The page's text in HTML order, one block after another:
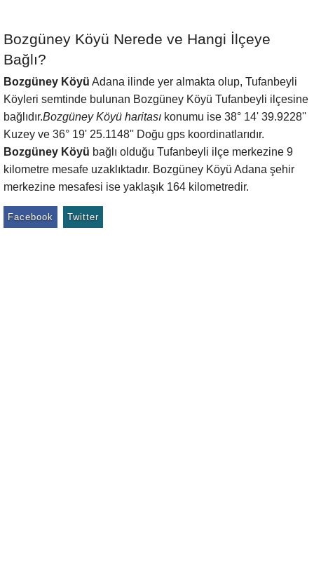
Bozgüney Köyü Nerede ve Hangi İlçeye
Bağlı?
Bozgüney Köyü Adana ilinde yer almakta olup, Tufanbeyli
Köyleri semtinde bulunan Bozgüney Köyü Tufanbeyli ilçesine
bağlıdır.Bozgüney Köyü haritası konumu ise 38° 14' 39.9228''
Kuzey ve 36° 19' 25.1148'' Doğu gps koordinatlarıdır.
Bozgüney Köyü bağlı olduğu Tufanbeyli ilçe merkezine 9
kilometre mesafe uzaklıktadır. Bozgüney Köyü Adana şehir
merkezine mesafesi ise yaklaşık 164 kilometredir.
Facebook Twitter